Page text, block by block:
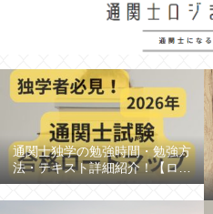
通関士独学の勉強時間・勉強方
法・テキスト詳細紹介！【ロー
ドマップ/スケジュール】